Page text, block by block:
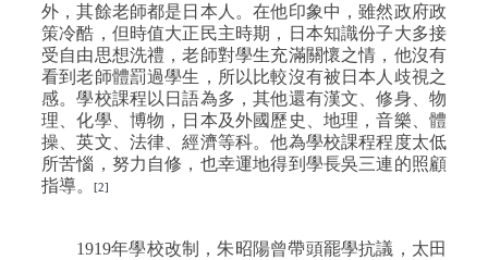
外，其餘老師都是日本人。在他印象中，雖然政府政
策冷酷，但時值大正民主時期，日本知識份子大多接
受自由思想洗禮，老師對學生充滿關懷之情，他沒有
看到老師體罰過學生，所以比較沒有被日本人歧視之
感。學校課程以日語為多，其他還有漢文、修身、物
理、化學、博物，日本及外國歷史、地理，音樂、體
操、英文、法律、經濟等科。他為學校課程程度太低
所苦惱，努力自修，也幸運地得到學長吳三連的照顧
指導。
[2]
1919年學校改制，朱昭陽曾帶頭罷學抗議，太田